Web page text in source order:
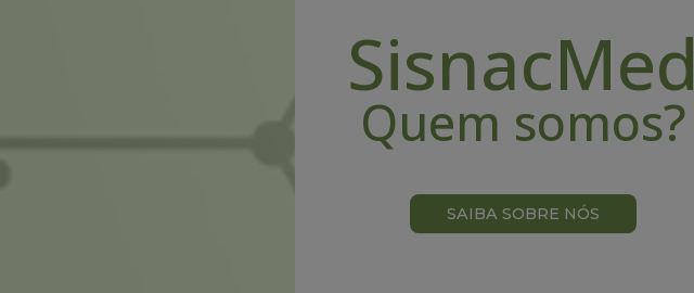
SisnacMed
Quem somos?
SAIBA SOBRE NÓS